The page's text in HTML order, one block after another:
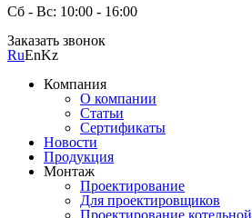
Сб - Вс: 10:00 - 16:00
Заказать звонок
RuEnKz
Компания
О компании
Статьи
Сертификаты
Новости
Продукция
Монтаж
Проектирование
Для проектировщиков
Проектирование котельной